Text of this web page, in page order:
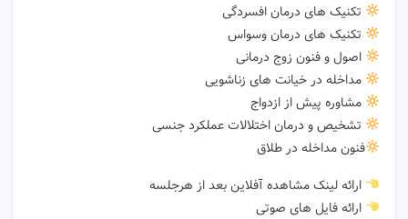
تکنیک های درمان افسردگی
تکنیک های درمان وسواس
اصول و فنون زوج درمانی
مداخله در خیانت های زناشویی
مشاوره پیش از ازدواج
تشخیص و درمان اختلالات عملکرد جنسی
فنون مداخله در طلاق
ارائه لینک مشاهده آفلاین بعد از هرجلسه
ارائه فایل های صوتی